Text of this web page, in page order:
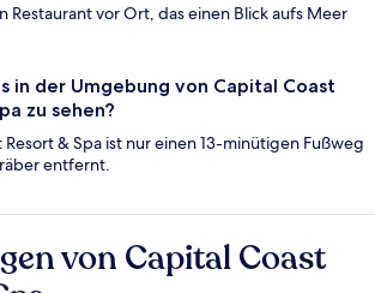
Restaurant vor Ort, das einen Blick aufs Meer
in der Umgebung von Capital Coast
zu sehen?
Resort & Spa ist nur einen 13-minütigen Fußweg
entfernt.
von Capital Coast